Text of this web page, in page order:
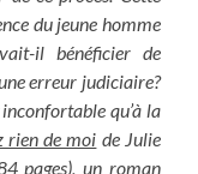
du jeune homme
il bénéficier de
erreur judiciaire?
qu’à la
rien de moi de Julie
pages), un roman